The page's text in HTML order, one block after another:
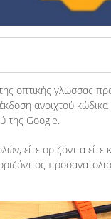
οπτικής γλώσσας
ανοιχτού
της Google.
είτε οριζόντια είτε